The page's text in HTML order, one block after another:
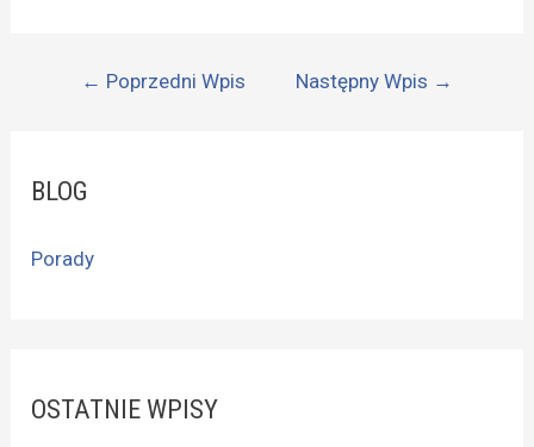
← Poprzedni Wpis Następny Wpis →
BLOG
Porady
OSTATNIE WPISY